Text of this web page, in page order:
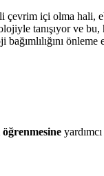
çevrim içi olma hali,
tanışıyor ve